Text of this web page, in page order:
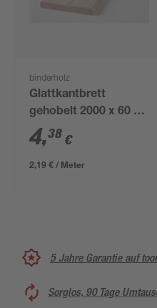
binderholz
Glattkantbrett
gehobelt 2000 x 60 x
18 mm
4,38 €
2,19 € / Meter
5 Jahre Garantie auf
Sorglos, 90 Tage